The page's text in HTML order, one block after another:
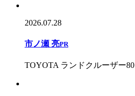
2026.07.28
市ノ瀬 亮PR
TOYOTA ランドクルーザー80